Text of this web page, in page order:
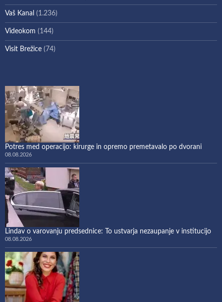
Vaš Kanal (1.236)
Videokom (144)
Visit Brežice (74)
Potres med operacijo: kirurge in opremo premetavalo po dvorani
08.08.2026
Lindav o varovanju predsednice: To ustvarja nezaupanje v institucijo
08.08.2026